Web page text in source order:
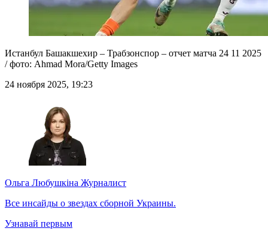
Истанбул Башакшехир – Трабзонспор – отчет матча 24 11 2025
/ фото: Ahmad Mora/Getty Images
24 ноября 2025, 19:23
Ольга Любушкіна Журналист
Все инсайды о звездах сборной Украины.
Узнавай первым